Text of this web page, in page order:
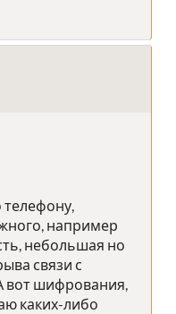
например
небольшая но
связи с
вот шифрования,
каких-либо